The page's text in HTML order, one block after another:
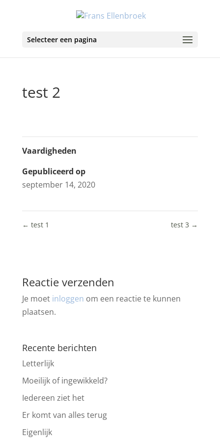
Selecteer een pagina
test 2
Vaardigheden
Gepubliceerd op
september 14, 2020
← test 1 test 3 →
Reactie verzenden
Je moet inloggen om een reactie te kunnen
plaatsen.
Recente berichten
Letterlijk
Moeilijk of ingewikkeld?
Iedereen ziet het
Er komt van alles terug
Eigenlijk